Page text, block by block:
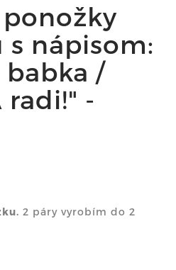
s nápisom:
babka /
radi!" -
2 páry vyrobím do 2